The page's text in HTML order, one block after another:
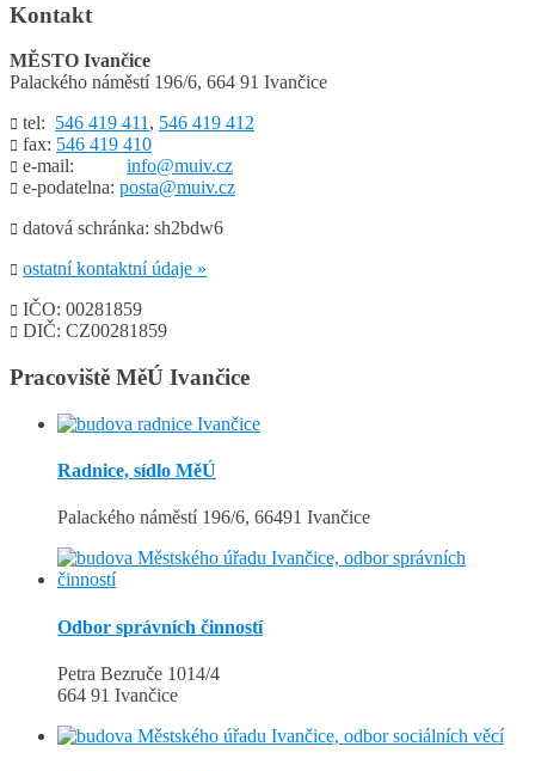
Kontakt
MĚSTO Ivančice
Palackého náměstí 196/6, 664 91 Ivančice
 tel: 546 419 411 , 546 419 412
 fax: 546 419 410
 e-mail: info@muiv.cz
 e-podatelna: posta@muiv.cz
 datová schránka: sh2bdw6
 ostatní kontaktní údaje »
 IČO: 00281859
 DIČ: CZ00281859
Pracoviště MěÚ Ivančice
Radnice, sídlo MěÚ
Palackého náměstí 196/6, 66491 Ivančice
Odbor správních činností
Petra Bezruče 1014/4
664 91 Ivančice